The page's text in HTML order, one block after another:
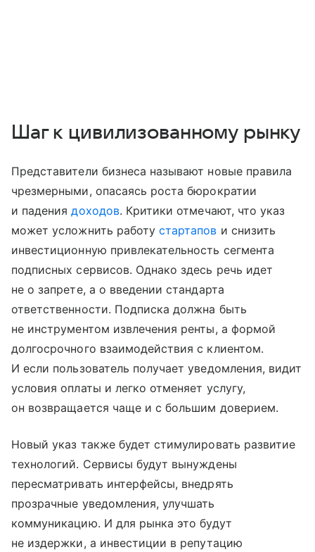
Шаг к цивилизованному рынку
Представители бизнеса называют новые правила
чрезмерными, опасаясь роста бюрократии
и падениядоходов. Критики отмечают, что указ
может усложнить работустартапов и снизить
инвестиционную привлекательность сегмента
подписных сервисов. Однако здесь речь идет
не о запрете, а о введении стандарта
ответственности. Подписка должна быть
не инструментом извлечения ренты, а формой
долгосрочного взаимодействия с клиентом.
И если пользователь получает уведомления, видит
условия оплаты и легко отменяет услугу,
он возвращается чаще и с большим доверием.
Новый указ также будет стимулировать развитие
технологий. Сервисы будут вынуждены
пересматривать интерфейсы, внедрять
прозрачные уведомления, улучшать
коммуникацию. И для рынка это будут
не издержки, а инвестиции в репутацию